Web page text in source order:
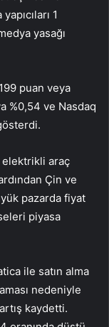
1
yasağı
puan veya
%0,54 ve Nasdaq
elektrikli araç
Çin ve
pazarda fiyat
piyasa
ile satın alma
nedeniyle
kaydetti.